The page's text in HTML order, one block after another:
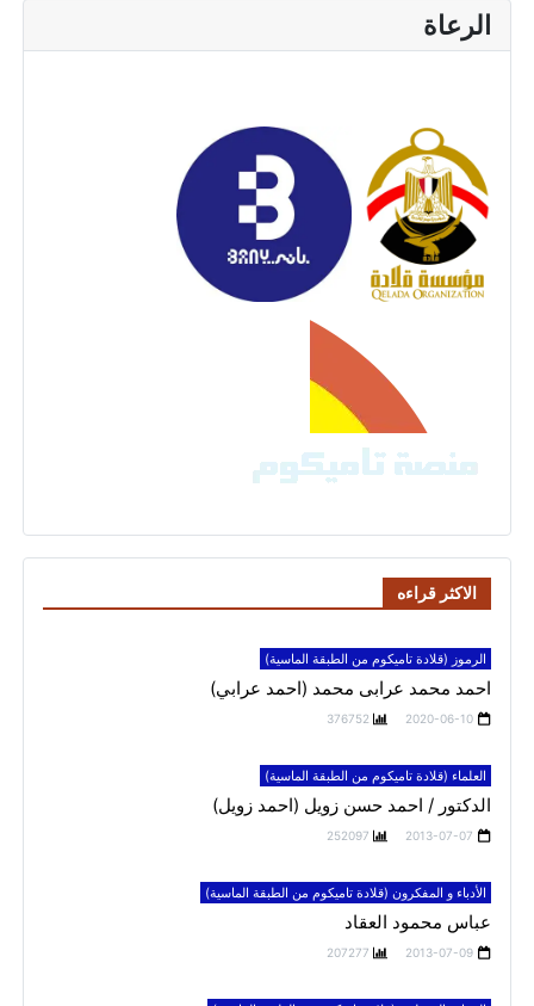
الرعاة
الاكثر قراءه
الرموز (قلادة تاميكوم من الطبقة الماسية)
احمد محمد عرابى محمد (احمد عرابي)
2020-06-10
376752
العلماء (قلادة تاميكوم من الطبقة الماسية)
الدكتور / احمد حسن زويل (احمد زويل)
2013-07-07
252097
الأدباء و المفكرون (قلادة تاميكوم من الطبقة الماسية)
عباس محمود العقاد
2013-07-09
207277